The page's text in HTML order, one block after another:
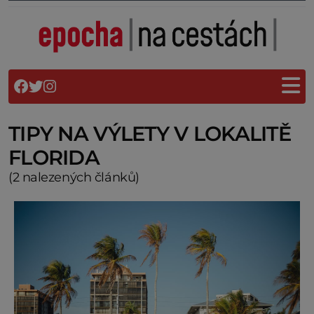
TIPY NA VÝLETY V LOKALITĚ
FLORIDA
(2 nalezených článků)